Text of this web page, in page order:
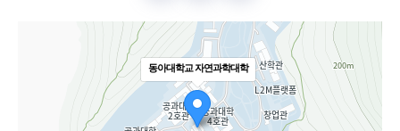
동아대학교 자연과학대학